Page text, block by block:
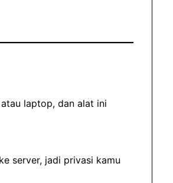
laptop, dan alat ini
server, jadi privasi kamu